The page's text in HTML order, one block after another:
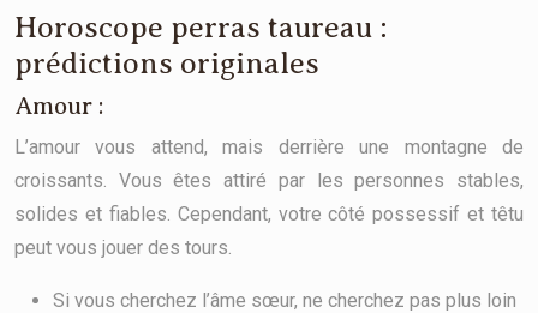
Horoscope perras taureau :
prédictions originales
Amour :
L’amour vous attend, mais derrière une montagne de
croissants. Vous êtes attiré par les personnes stables,
solides et fiables. Cependant, votre côté possessif et têtu
peut vous jouer des tours.
Si vous cherchez l’âme sœur, ne cherchez pas plus loin